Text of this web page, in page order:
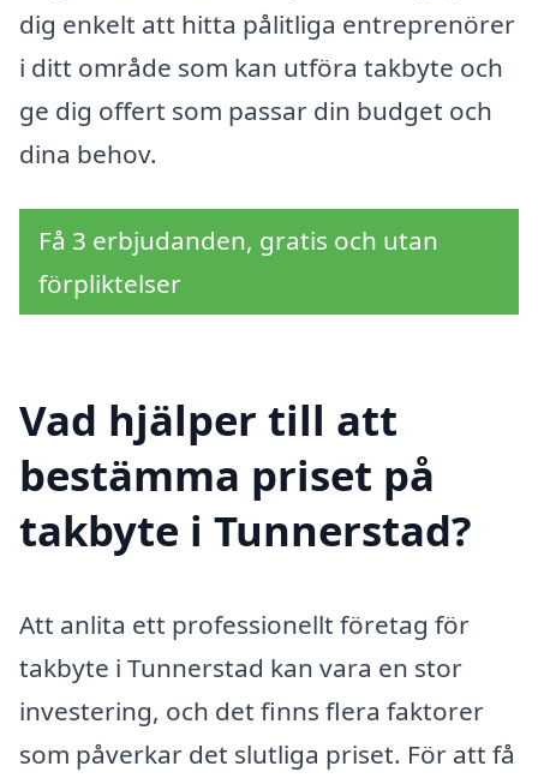
dig enkelt att hitta pålitliga entreprenörer
i ditt område som kan utföra takbyte och
ge dig offert som passar din budget och
dina behov.
Få 3 erbjudanden, gratis och utan
förpliktelser
Vad hjälper till att
bestämma priset på
takbyte i Tunnerstad?
Att anlita ett professionellt företag för
takbyte i Tunnerstad kan vara en stor
investering, och det finns flera faktorer
som påverkar det slutliga priset. För att få